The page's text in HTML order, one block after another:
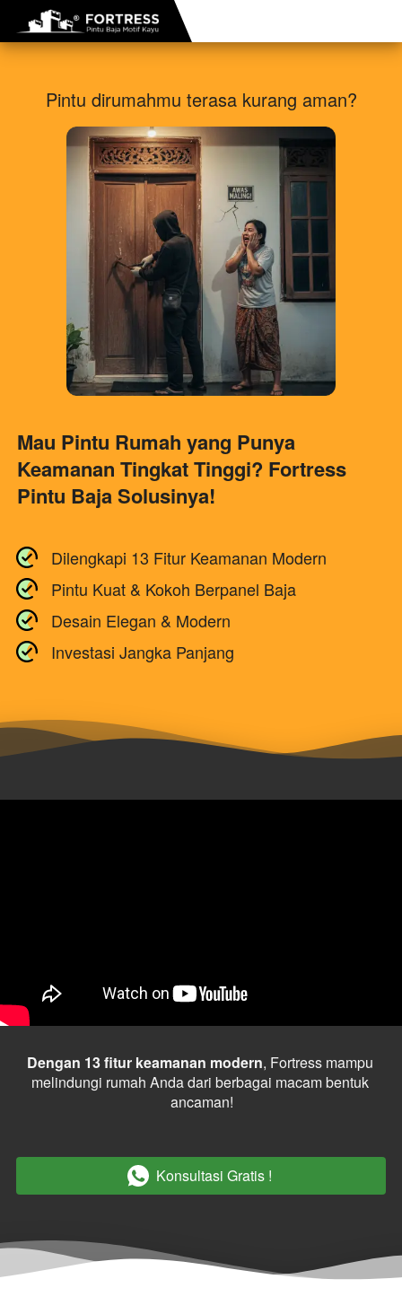
Pintu dirumahmu terasa kurang aman?
Mau Pintu Rumah yang Punya
Keamanan Tingkat Tinggi? Fortress
Pintu Baja Solusinya!
Dilengkapi 13 Fitur Keamanan Modern
Pintu Kuat & Kokoh Berpanel Baja
Desain Elegan & Modern
Investasi Jangka Panjang
Dengan 13 fitur keamanan modern, Fortress mampu
melindungi rumah Anda dari berbagai macam bentuk
ancaman!
` Konsultasi Gratis !